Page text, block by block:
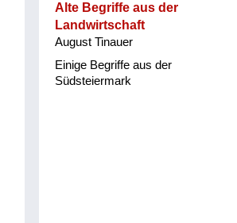
Alte Begriffe aus der
Landwirtschaft
August Tinauer
Einige Begriffe aus der
Südsteiermark